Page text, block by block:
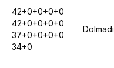
42+0+0+0+0
42+0+0+0+0
37+0+0+0+0
34+0
Dolmadı